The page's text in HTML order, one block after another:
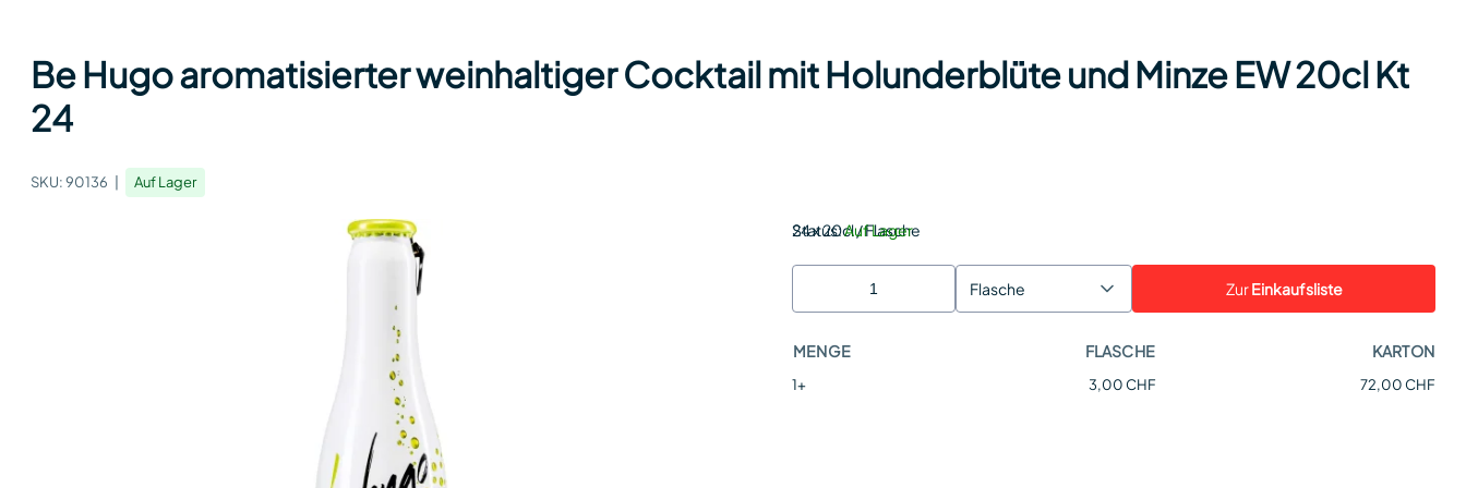
Be Hugo aromatisierter weinhaltiger Cocktail mit Holunderblüte und Minze EW 20cl Kt
24
SKU:90136 Auf Lager
Status:Auf Lager
24 x 20cl / Flasche
Flasche ZurEinkaufsliste
MENGE FLASCHE KARTON
1+ 3,00 CHF 72,00 CHF